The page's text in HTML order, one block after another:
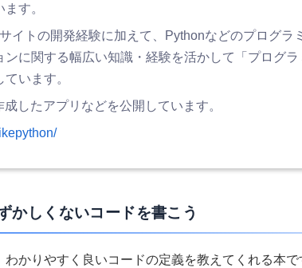
す。
イトの開発経験に加えて、Pythonなどのプログラ
ンに関する幅広い知識・経験を活かして「プログ
います。
したアプリなどを公開しています。
かしくないコードを書こう
わかりやすく良いコードの定義を教えてくれる本で